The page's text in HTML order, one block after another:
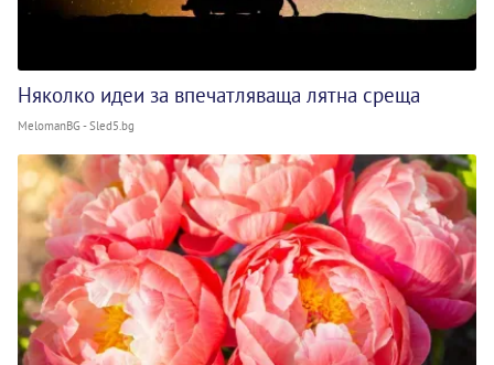
Няколко идеи за впечатляваща лятна среща
MelomanBG - Sled5.bg